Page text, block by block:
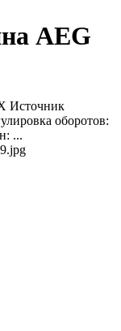
AEG
Источник
оборотов:
...